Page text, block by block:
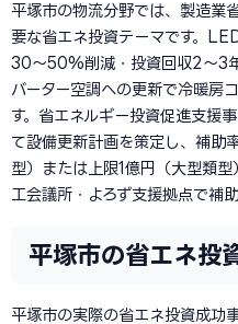
平塚市の物流分野では、製造業
要な省エネ投資テーマです。
30〜50%削減・投資回収2〜3
バーター空調への更新で冷暖
す。省エネルギー投資促進支援
て設備更新計画を策定し、補
型）または上限1億円（大型類
工会議所・よろず支援拠点で補
平塚市の省エネ投
平塚市の実際の省エネ投資成功